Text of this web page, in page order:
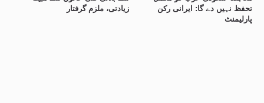
زیادتی، ملزم گرفتار
تحفظ نہیں دے گا: ایرانی رکن
پارلیمنٹ